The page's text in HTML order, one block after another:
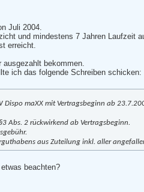
Juli 2004.
und mindestens 7 Jahren Laufzeit
erreicht.
ausgezahlt bekommen.
ich das folgende Schreiben schicken:
Dispo maXX mit Vertragsbeginn ab
Abs. 2 rückwirkend ab Vertragsbeginn.
aus Zuteilung inkl. aller
beachten?